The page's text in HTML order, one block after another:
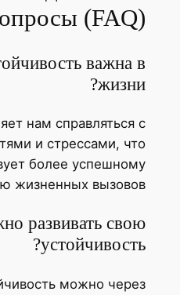
(FAQ)
важна в
жизни?
нам справляться с
и стрессами, что
более успешному
жизненных вызовов.
развивать свою
устойчивость?
можно через